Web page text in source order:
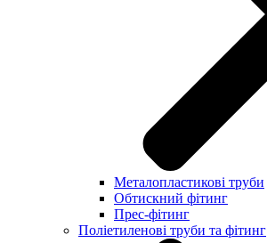
Металопластикові труби
Обтискний фітинг
Прес-фітинг
Поліетиленові труби та фітинг